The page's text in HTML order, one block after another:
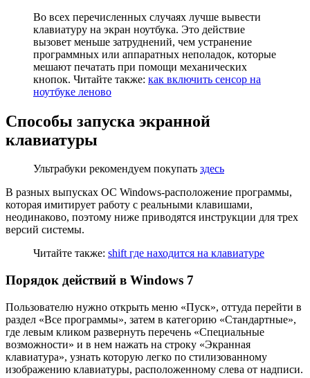
Во всех перечисленных случаях лучше вывести
клавиатуру на экран ноутбука. Это действие
вызовет меньше затруднений, чем устранение
программных или аппаратных неполадок, которые
мешают печатать при помощи механических
кнопок. Читайте также: как включить сенсор на
ноутбуке леново
Способы запуска экранной
клавиатуры
Ультрабуки рекомендуем покупать здесь
В разных выпусках ОС Windows-расположение программы,
которая имитирует работу с реальными клавишами,
неодинаково, поэтому ниже приводятся инструкции для трех
версий системы.
Читайте также: shift где находится на клавиатуре
Порядок действий в Windows 7
Пользователю нужно открыть меню «Пуск», оттуда перейти в
раздел «Все программы», затем в категорию «Стандартные»,
где левым кликом развернуть перечень «Специальные
возможности» и в нем нажать на строку «Экранная
клавиатура», узнать которую легко по стилизованному
изображению клавиатуры, расположенному слева от надписи.